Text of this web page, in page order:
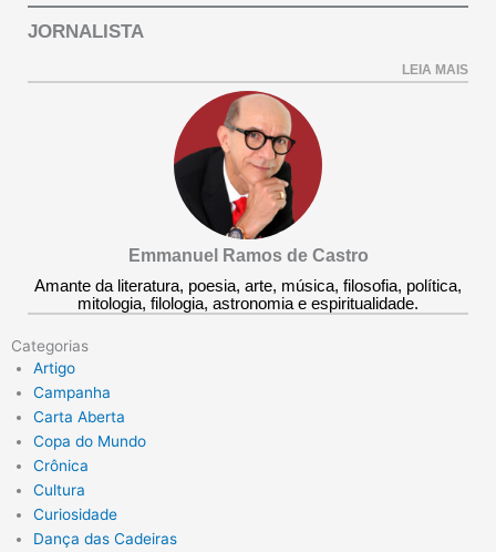
JORNALISTA
LEIA MAIS
Emmanuel Ramos de Castro
Amante da literatura, poesia, arte, música, filosofia, política,
mitologia, filologia, astronomia e espiritualidade.
Categorias
Artigo
Campanha
Carta Aberta
Copa do Mundo
Crônica
Cultura
Curiosidade
Dança das Cadeiras